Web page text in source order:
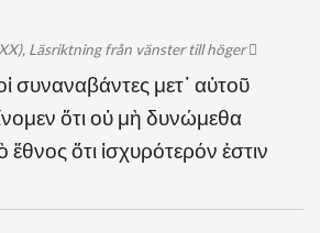
Läsriktning från vänster till höger
συναναβάντες μετ᾽ αὐτοῦ
ὅτι οὐ μὴ δυνώμεθα
ὅτι ἰσχυρότερόν ἐστιν